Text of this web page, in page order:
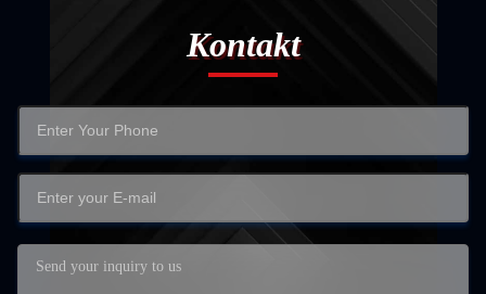
Kontakt